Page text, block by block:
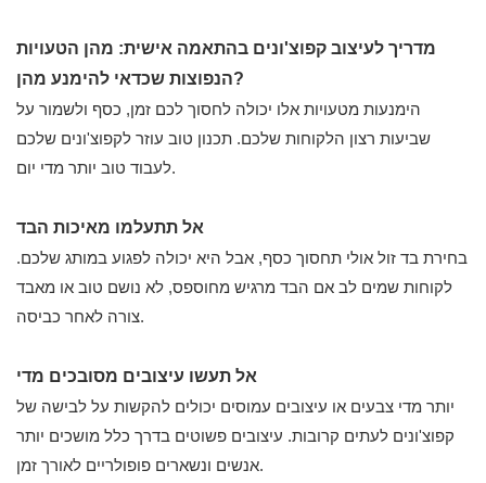
מדריך לעיצוב קפוצ'ונים בהתאמה אישית: מהן הטעויות
הנפוצות שכדאי להימנע מהן?
הימנעות מטעויות אלו יכולה לחסוך לכם זמן, כסף ולשמור על
שביעות רצון הלקוחות שלכם. תכנון טוב עוזר לקפוצ'ונים שלכם
לעבוד טוב יותר מדי יום.
אל תתעלמו מאיכות הבד
בחירת בד זול אולי תחסוך כסף, אבל היא יכולה לפגוע במותג שלכם.
לקוחות שמים לב אם הבד מרגיש מחוספס, לא נושם טוב או מאבד
צורה לאחר כביסה.
אל תעשו עיצובים מסובכים מדי
יותר מדי צבעים או עיצובים עמוסים יכולים להקשות על לבישה של
קפוצ'ונים לעתים קרובות. עיצובים פשוטים בדרך כלל מושכים יותר
אנשים ונשארים פופולריים לאורך זמן.